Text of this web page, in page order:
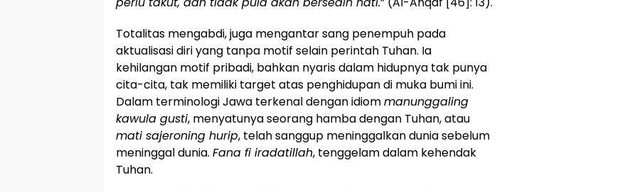
Totalitas mengabdi, juga mengantar sang penempuh pada
aktualisasi diri yang tanpa motif selain perintah Tuhan. Ia
kehilangan motif pribadi, bahkan nyaris dalam hidupnya tak punya
cita-cita, tak memiliki target atas penghidupan di muka bumi ini.
Dalam terminologi Jawa terkenal dengan idiommanunggaling
kawula gusti, menyatunya seorang hamba dengan Tuhan, atau
mati sajeroning hurip, telah sanggup meninggalkan dunia sebelum
meninggal dunia. Fana fi iradatillah, tenggelam dalam kehendak
Tuhan.